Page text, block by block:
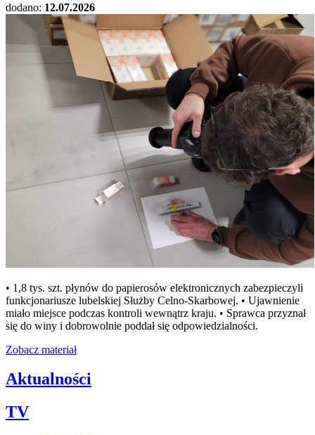
dodano: 12.07.2026
• 1,8 tys. szt. płynów do papierosów elektronicznych zabezpieczyli
funkcjonariusze lubelskiej Służby Celno-Skarbowej. • Ujawnienie
miało miejsce podczas kontroli wewnątrz kraju. • Sprawca przyznał
się do winy i dobrowolnie poddał się odpowiedzialności.
Zobacz materiał
Aktualności
TV